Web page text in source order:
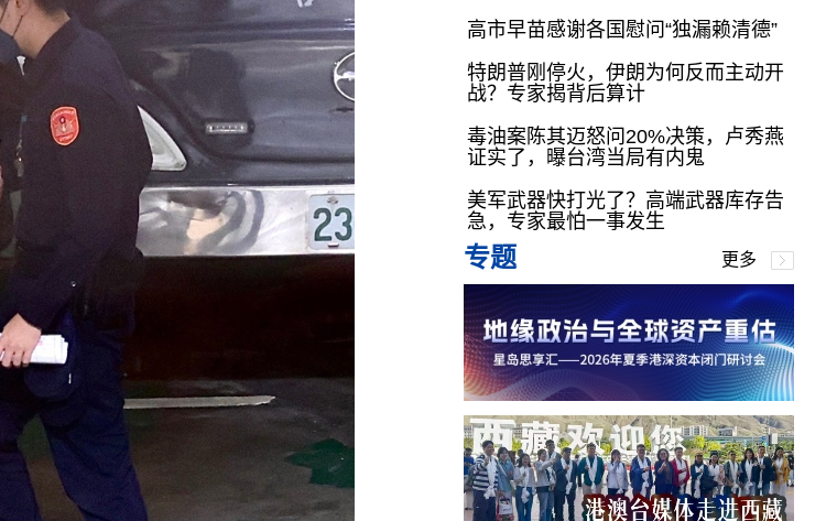
高市早苗感谢各国慰问“独漏赖清德”
特朗普刚停火，伊朗为何反而主动开
战？专家揭背后算计
毒油案陈其迈怒问20%决策，卢秀燕
证实了，曝台湾当局有内鬼
美军武器快打光了？高端武器库存告
急，专家最怕一事发生
专题 更多